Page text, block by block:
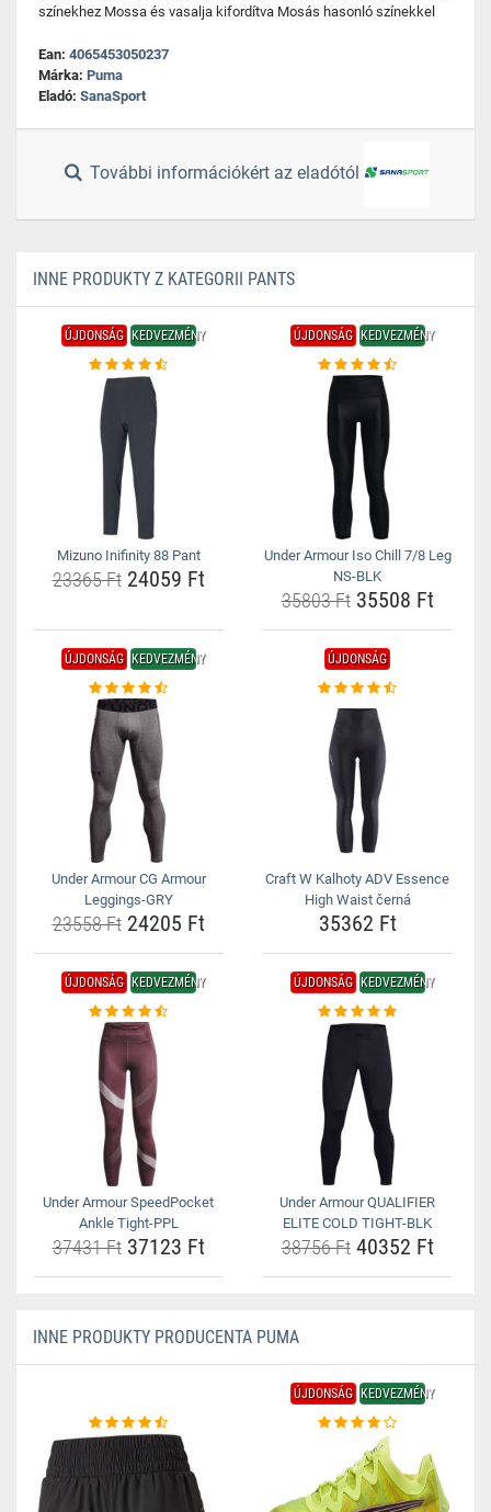
színekhez Mossa és vasalja kifordítva Mosás hasonló színekkel
Ean: 4065453050237
Márka: Puma
Eladó: SanaSport
További információkért az eladótól
INNE PRODUKTY Z KATEGORII PANTS
ÚJDONSÁG KEDVEZMÉNY
Mizuno Inifinity 88 Pant
23365 Ft24059 Ft
ÚJDONSÁG KEDVEZMÉNY
Under Armour Iso Chill 7/8 Leg
NS-BLK
35803 Ft35508 Ft
ÚJDONSÁG KEDVEZMÉNY
Under Armour CG Armour
Leggings-GRY
23558 Ft24205 Ft
ÚJDONSÁG
Craft W Kalhoty ADV Essence
High Waist černá
35362 Ft
ÚJDONSÁG KEDVEZMÉNY
Under Armour SpeedPocket
Ankle Tight-PPL
37431 Ft37123 Ft
ÚJDONSÁG KEDVEZMÉNY
Under Armour QUALIFIER
ELITE COLD TIGHT-BLK
38756 Ft40352 Ft
INNE PRODUKTY PRODUCENTA PUMA
ÚJDONSÁG KEDVEZMÉNY